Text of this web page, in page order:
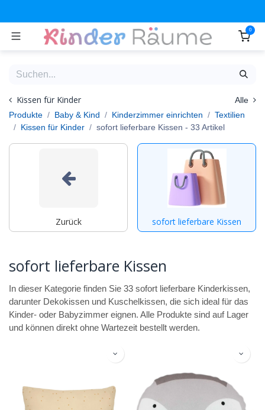
0
Kissen für Kinder
Alle
Produkte
Baby & Kind Kinderzimmer einrichten
Textilien
Kissen für Kinder
sofort lieferbare Kissen - 33 Artikel
Zurück sofort lieferbare Kissen
sofort lieferbare Kissen
In dieser Kategorie finden Sie 33 sofort lieferbare Kinderkissen,
darunter Dekokissen und Kuschelkissen, die sich ideal für das
Kinder- oder Babyzimmer eignen. Alle Produkte sind auf Lager
und können direkt ohne Wartezeit bestellt werden.